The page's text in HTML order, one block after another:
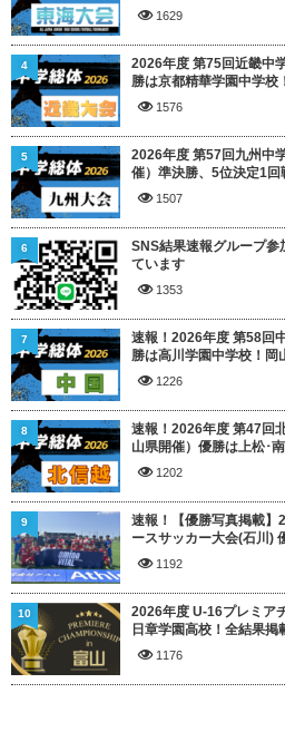
1629
2026年度 第75回近畿中
勝は京都精華学園中学校
1576
4
2026年度 第57回九州中
催）準決勝、5位決定1回
1507
5
SNS結果速報グループ参
ています
1353
6
速報！2026年度 第58回
勝は高川学園中学校！岡
1226
7
速報！2026年度 第47回
山県開催）優勝は上松･
1202
8
速報！【優勝写真掲載】
ースサッカー大会(石川)
1192
9
2026年度 U-16プレミア
日章学園高校！全結果掲
1176
10